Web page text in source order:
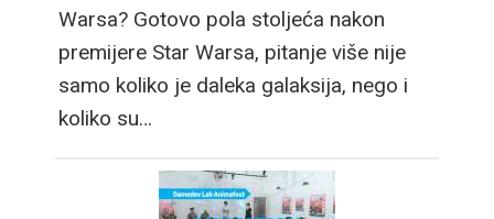
Warsa? Gotovo pola stoljeća nakon
premijere Star Warsa, pitanje više nije
samo koliko je daleka galaksija, nego i
koliko su…